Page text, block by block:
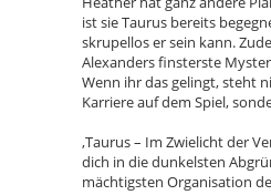
ist sie Taurus bereits
skrupellos er sein kann.
Alexanders finsterste
Wenn ihr das gelingt, steht
Karriere auf dem Spiel,
‚Taurus – Im Zwielicht der
dich in die dunkelsten
mächtigsten Organisation